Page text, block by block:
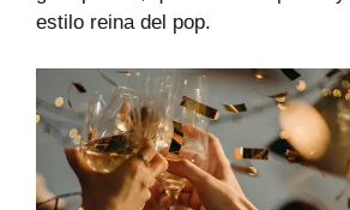
estilo reina del pop.